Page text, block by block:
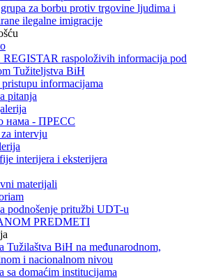
za borbu protiv trgovine ljudima i
ilegalne imigracije
raspoloživih informacija pod
Tužiteljstva BiH
informacijama
pitanja
нама - ПРЕСC
intervju
interijera i eksterijera
materijali
podnošenje pritužbi UDT-u
PREDMETI
Tužilaštva BiH na međunarodnom,
i nacionalnom nivou
sa domaćim institucijama